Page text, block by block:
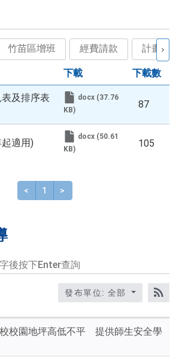
下載 下載數
及排序表
docx (37.76
KB)
87
適用)
docx (50.61
KB)
105
< 上一頁
1 >
竹苗區增班 經費請款 計畫結
發布單位: 全部
校園地坪高低不平 提供師生安全學